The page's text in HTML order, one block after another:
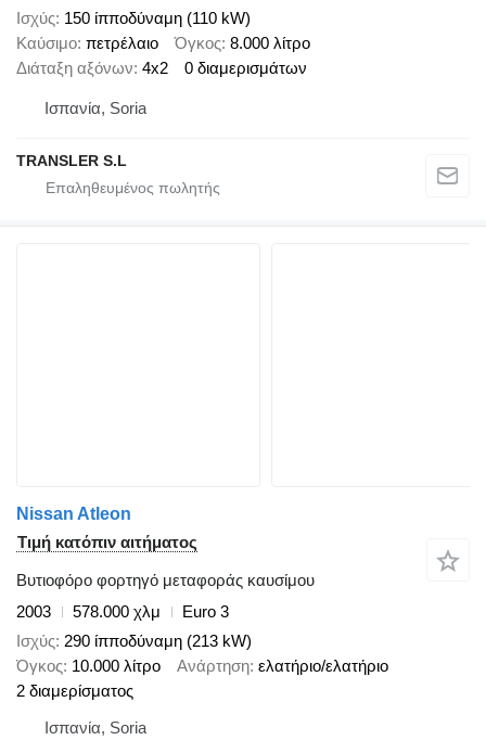
Ισχύς 150 ίπποδύναμη (110 kW)
Καύσιμο πετρέλαιο Όγκος 8.000 λίτρο
Διάταξη αξόνων 4x2 0 διαμερισμάτων
Ισπανία, Soria
TRANSLER S.L
Nissan Atleon
Τιμή κατόπιν αιτήματος
Βυτιοφόρο φορτηγό μεταφοράς καυσίμου
2003
578.000 χλμ
Euro 3
Ισχύς 290 ίπποδύναμη (213 kW)
Όγκος 10.000 λίτρο Ανάρτηση ελατήριο/ελατήριο
2 διαμερίσματος
Ισπανία, Soria